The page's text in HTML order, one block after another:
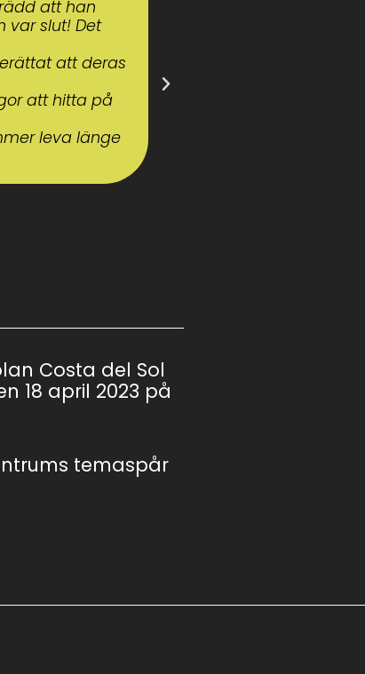
Costa del Sol
18 april 2023 på
temaspår